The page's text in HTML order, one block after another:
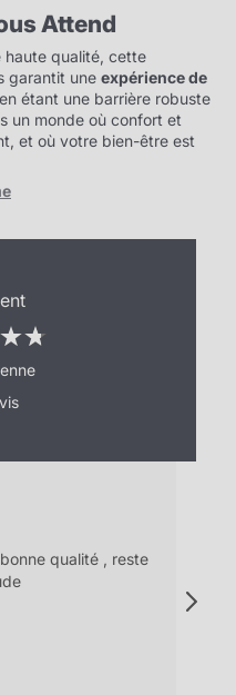
Attend
haute qualité, cette
garantit une expérience de
étant une barrière robuste
un monde où confort et
et où votre bien-être est
qualité , reste